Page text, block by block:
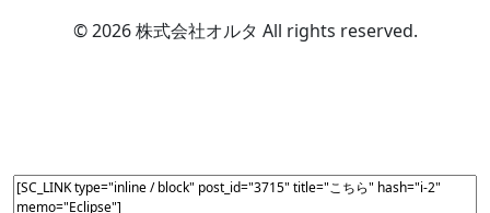
© 2026 株式会社オルタ All rights reserved.